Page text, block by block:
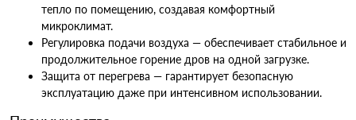
тепло по помещению, создавая комфортный
микроклимат.
Регулировка подачи воздуха — обеспечивает стабильное и
продолжительное горение дров на одной загрузке.
Защита от перегрева — гарантирует безопасную
эксплуатацию даже при интенсивном использовании.